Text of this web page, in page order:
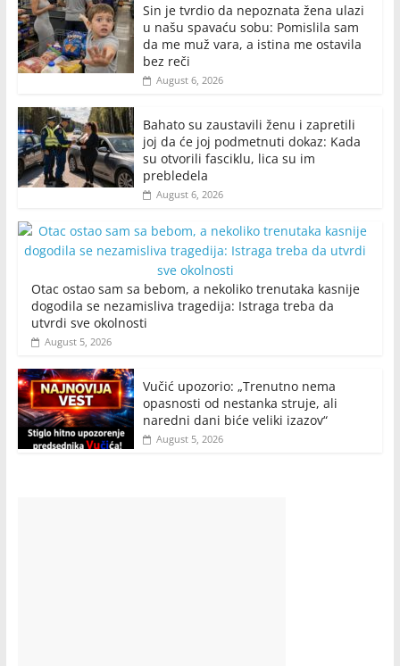
Sin je tvrdio da nepoznata žena ulazi
u našu spavaću sobu: Pomislila sam
da me muž vara, a istina me ostavila
bez reči
August 6, 2026
Bahato su zaustavili ženu i zapretili
joj da će joj podmetnuti dokaz: Kada
su otvorili fasciklu, lica su im
prebledela
August 6, 2026
Otac ostao sam sa bebom, a nekoliko trenutaka kasnije
dogodila se nezamisliva tragedija: Istraga treba da
utvrdi sve okolnosti
August 5, 2026
Vučić upozorio: „Trenutno nema
opasnosti od nestanka struje, ali
naredni dani biće veliki izazov“
August 5, 2026